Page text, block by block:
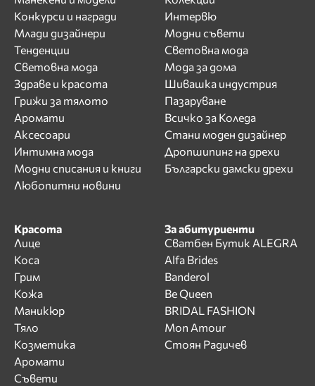
Конкурси и награди
Млади дизайнери
Тенденции
Световна мода
Здраве и красота
Грижи за тялото
Аромати
Аксесоари
Интимна мода
Модни списания и книги
Любопитни новини
Интервю
Модни съвети
Световна мода
Мода за дома
Шивашка индустрия
Пазаруване
Всичко за Коледа
Стани моден дизайнер
Дропшипинг на дрехи
Български дамски дрехи
Красота
Лице
Коса
Грим
Кожа
Маникюр
Тяло
Козметика
Аромати
Съвети
За абитуриенти
Сватбен Бутик ALEGRA
Alfa Brides
Banderol
Be Queen
BRIDAL FASHION
Mon Amour
Стоян Радичев